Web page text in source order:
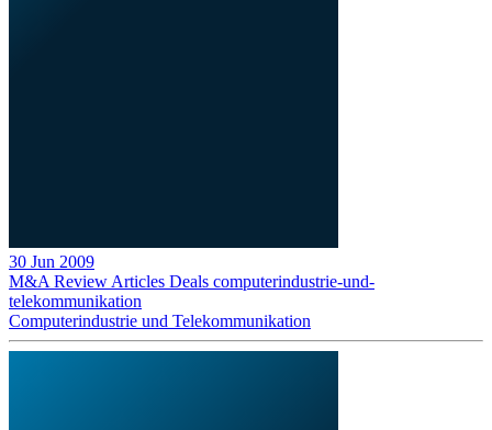
30 Jun 2009
M&A Review Articles Deals computerindustrie-und-
telekommunikation
Computerindustrie und Telekommunikation